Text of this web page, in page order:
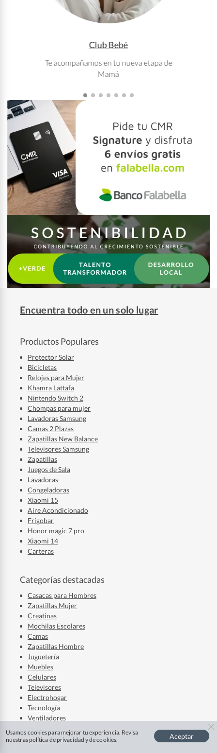
Club Bebé
Te acompañamos en tu nueva etapa de
Mamá
Encuentra todo en un solo lugar
Productos Populares
Protector Solar
Bicicletas
Relojes para Mujer
Khamra Lattafa
Nintendo Switch 2
Chompas para mujer
Lavadoras Samsung
Camas 2 Plazas
Zapatillas New Balance
Televisores Samsung
Zapatillas
Juegos de Sala
Lavadoras
Congeladoras
Xiaomi 15
Aire Acondicionado
Frigobar
Honor magic 7 pro
Xiaomi 14
Carteras
Categorías destacadas
Casacas para Hombres
Zapatillas Mujer
Creatinas
Mochilas Escolares
Camas
Zapatillas Hombre
Juguetería
Muebles
Celulares
Televisores
Electrohogar
Tecnología
Ventiladores
Audífonos
Usamos cookies para mejorar tu experiencia. Revisa
nuestras política de privacidad y decookies. Aceptar